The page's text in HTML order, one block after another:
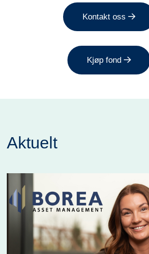
Kontakt oss
Kjøp fond
Aktuelt